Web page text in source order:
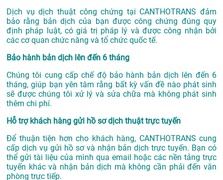
Dịch vụ dịch thuật công chứng tại CANTHOTRANS đảm
bảo rằng bản dịch của bạn được công chứng đúng quy
định pháp luật, có giá trị pháp lý và được công nhận bởi
các cơ quan chức năng và tổ chức quốc tế.
Bảo hành bản dịch lên đến 6 tháng
Chúng tôi cung cấp chế độ bảo hành bản dịch lên đến 6
tháng, giúp bạn yên tâm rằng bất kỳ vấn đề nào phát sinh
sẽ được chúng tôi xử lý và sửa chữa mà không phát sinh
thêm chi phí.
Hỗ trợ khách hàng gửi hồ sơ dịch thuật trực tuyến
Để thuận tiện hơn cho khách hàng, CANTHOTRANS cung
cấp dịch vụ gửi hồ sơ và nhận bản dịch trực tuyến. Bạn có
thể gửi tài liệu của mình qua email hoặc các nền tảng trực
tuyến khác và nhận bản dịch mà không cần phải đến văn
phòng trực tiếp.